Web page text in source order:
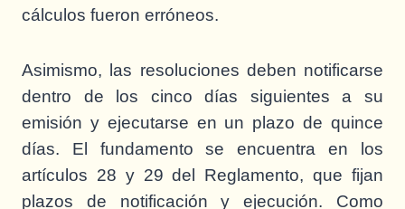
cálculos fueron erróneos.
Asimismo, las resoluciones deben notificarse
dentro de los cinco días siguientes a su
emisión y ejecutarse en un plazo de quince
días. El fundamento se encuentra en los
artículos 28 y 29 del Reglamento, que fijan
plazos de notificación y ejecución. Como